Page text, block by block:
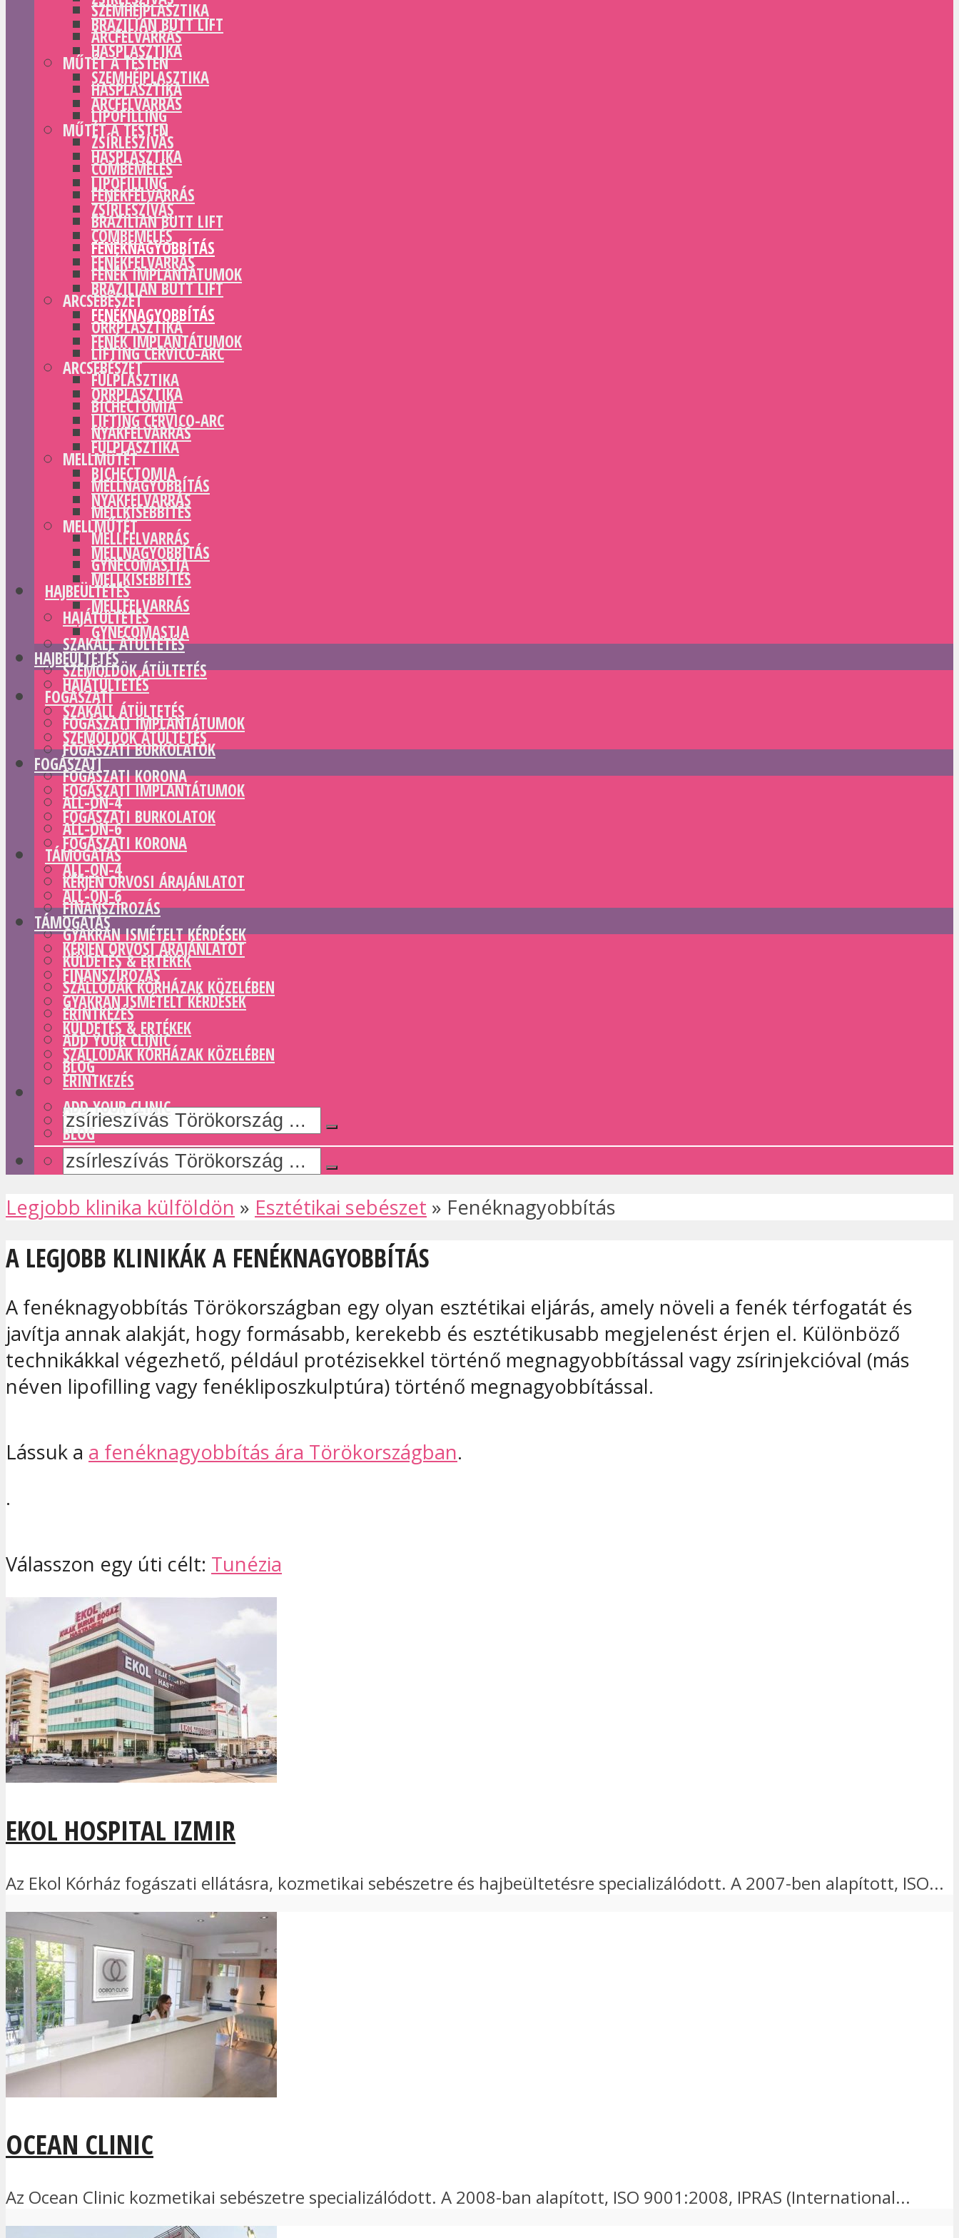
SZEMHÉJPLASZTIKA
ARCFELVARRÁS
MŰTÉT A TESTEN
HASPLASZTIKA
LIPOFILLING
ZSÍRLESZÍVÁS
COMBEMELÉS
FENÉKFELVARRÁS
BRAZILIAN BUTT LIFT
FENÉKNAGYOBBÍTÁS
FENÉK IMPLANTÁTUMOK
ARCSEBÉSZET
ORRPLASZTIKA
LIFTING CERVICO-ARC
FÜLPLASZTIKA
BICHECTOMIA
NYAKFELVARRÁS
MELLMŰTÉT
MELLNAGYOBBÍTÁS
MELLKISEBBÍTÉS
MELLFELVARRÁS
GYNECOMASTIA
HAJBEÜLTETÉS
HAJÁTÜLTETÉS
SZAKÁLL ÁTÜLTETÉS
SZEMÖLDÖK ÁTÜLTETÉS
FOGÁSZATI
FOGÁSZATI IMPLANTÁTUMOK
FOGÁSZATI BURKOLATOK
FOGÁSZATI KORONA
ALL-ON-4
ALL-ON-6
TÁMOGATÁS
KÉRJEN ORVOSI ÁRAJÁNLATOT
FINANSZÍROZÁS
GYAKRAN ISMÉTELT KÉRDÉSEK
KÜLDETÉS & ERTÉKEK
SZÁLLODÁK KÓRHÁZAK KÖZELÉBEN
ÉRINTKEZÉS
ADD YOUR CLINIC
BLOG
BRAZILIAN BUTT LIFT
HASPLASZTIKA
SZEMHÉJPLASZTIKA
ARCFELVARRÁS
MŰTÉT A TESTEN
HASPLASZTIKA
LIPOFILLING
ZSÍRLESZÍVÁS
COMBEMELÉS
FENÉKFELVARRÁS
BRAZILIAN BUTT LIFT
FENÉKNAGYOBBÍTÁS
FENÉK IMPLANTÁTUMOK
ARCSEBÉSZET
ORRPLASZTIKA
LIFTING CERVICO-ARC
FÜLPLASZTIKA
BICHECTOMIA
NYAKFELVARRÁS
MELLMŰTÉT
MELLNAGYOBBÍTÁS
MELLKISEBBÍTÉS
MELLFELVARRÁS
GYNECOMASTIA
HAJBEÜLTETÉS
HAJÁTÜLTETÉS
SZAKÁLL ÁTÜLTETÉS
SZEMÖLDÖK ÁTÜLTETÉS
FOGÁSZATI
FOGÁSZATI IMPLANTÁTUMOK
FOGÁSZATI BURKOLATOK
FOGÁSZATI KORONA
ALL-ON-4
ALL-ON-6
TÁMOGATÁS
KÉRJEN ORVOSI ÁRAJÁNLATOT
FINANSZÍROZÁS
GYAKRAN ISMÉTELT KÉRDÉSEK
KÜLDETÉS & ERTÉKEK
SZÁLLODÁK KÓRHÁZAK KÖZELÉBEN
ÉRINTKEZÉS
ADD YOUR CLINIC
BLOG
Legjobb klinika külföldön » Esztétikai sebészet » Fenéknagyobbítás
A LEGJOBB KLINIKÁK A FENÉKNAGYOBBÍTÁS
A fenéknagyobbítás Törökországban egy olyan esztétikai eljárás, amely növeli a fenék térfogatát és
javítja annak alakját, hogy formásabb, kerekebb és esztétikusabb megjelenést érjen el. Különböző
technikákkal végezhető, például protézisekkel történő megnagyobbítással vagy zsírinjekcióval (más
néven lipofilling vagy fenékliposzkulptúra) történő megnagyobbítással.
Lássuk a a fenéknagyobbítás ára Törökországban.
.
Válasszon egy úti célt: Tunézia
EKOL HOSPITAL IZMIR
Az Ekol Kórház fogászati ellátásra, kozmetikai sebészetre és hajbeültetésre specializálódott. A 2007-ben alapított, ISO...
OCEAN CLINIC
Az Ocean Clinic kozmetikai sebészetre specializálódott. A 2008-ban alapított, ISO 9001:2008, IPRAS (International...